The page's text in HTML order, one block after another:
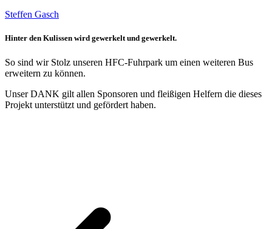
Steffen Gasch
Hinter den Kulissen wird gewerkelt und gewerkelt.
So sind wir Stolz unseren HFC-Fuhrpark um einen weiteren Bus
erweitern zu können.
Unser DANK gilt allen Sponsoren und fleißigen Helfern die dieses
Projekt unterstützt und gefördert haben.